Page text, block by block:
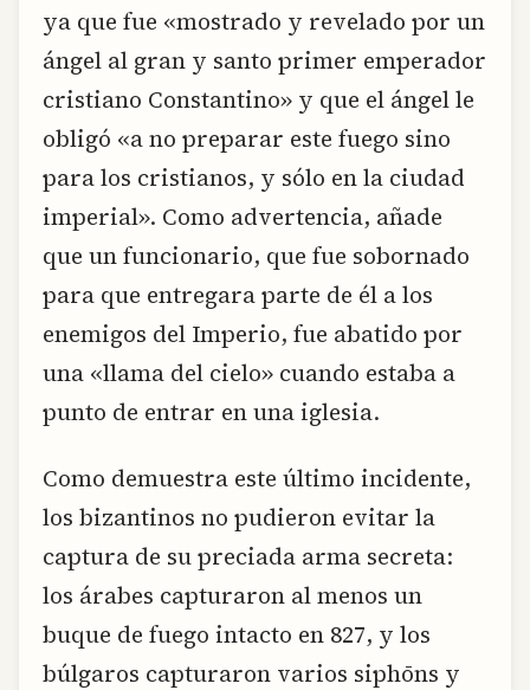
ya que fue «mostrado y revelado por un
ángel al gran y santo primer emperador
cristiano Constantino» y que el ángel le
obligó «a no preparar este fuego sino
para los cristianos, y sólo en la ciudad
imperial». Como advertencia, añade
que un funcionario, que fue sobornado
para que entregara parte de él a los
enemigos del Imperio, fue abatido por
una «llama del cielo» cuando estaba a
punto de entrar en una iglesia.
Como demuestra este último incidente,
los bizantinos no pudieron evitar la
captura de su preciada arma secreta:
los árabes capturaron al menos un
buque de fuego intacto en 827, y los
búlgaros capturaron varios siphōns y